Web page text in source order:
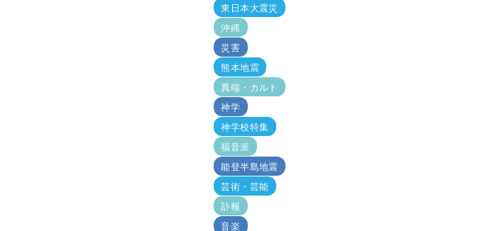
東日本大震災
沖縄
災害
熊本地震
異端・カルト
神学
神学校特集
福音派
能登半島地震
芸術・芸能
訃報
音楽